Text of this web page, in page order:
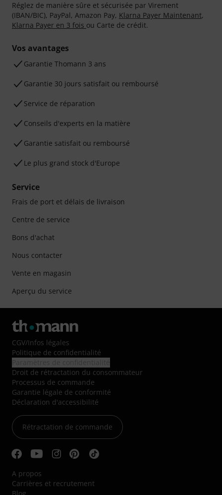
Réglez de manière sûre et sécurisée par Virement
(IBAN/BIC), PayPal, Amazon Pay, Klarna Payer Maintenant,
Klarna Payer en 3 fois ou Carte de crédit.
Vos avantages
Ga­ran­tie Thomann 3 ans
Garantie 30 jours satisfait ou remboursé
Service de réparation
Conseils d'experts en la matière
Garantie satisfait ou remboursé
Le plus grand stock d'Europe
Service
Frais de port et délais de livraison
Centre de service
Bons d'achat
Nous contacter
Vente en magasin
Aperçu du service
CGV/Infos légales
Politique de confidentialité
Droit de rétractation du consommateur
Processus de commande
Garantie légale de conformité
Déclaration d'accessibilité
Rétractation de commande
A propos
Carrières et recrutement